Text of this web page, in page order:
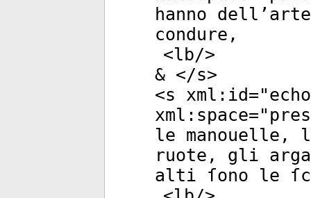
hanno
condure,
<lb/>
& </s>
<s xml:id="
xml:space="
le
ruote, gli
alti ſono le